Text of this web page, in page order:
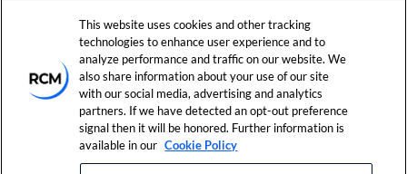
Naš brend
Lokacije
Karijere
Investitori
Vesti i događaji
Kontaktirajte nas
This website uses cookies and other tracking
technologies to enhance user experience and to
analyze performance and traffic on our website. We
also share information about your use of our site
with our social media, advertising and analytics
partners. If we have detected an opt-out preference
signal then it will be honored. Further information is
available in our Cookie Policy